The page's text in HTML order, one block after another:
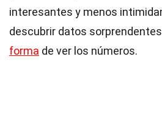
interesantes y menos
descubrir datos
forma de ver los números.